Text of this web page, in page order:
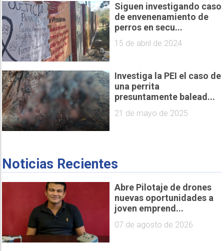
Siguen investigando caso
de envenenamiento de
perros en secu...
15 de abril de 2024
Investiga la PEI el caso de
una perrita
presuntamente balead...
21 de mayo de 2025
Noticias Recientes
Abre Pilotaje de drones
nuevas oportunidades a
joven emprend...
07 de agosto de 2026